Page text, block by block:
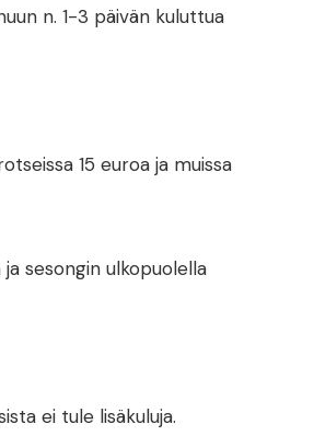
n. 1-3 päivän kuluttua
15 euroa ja muissa
sesongin ulkopuolella
ei tule lisäkuluja.